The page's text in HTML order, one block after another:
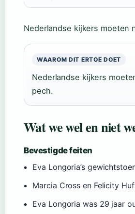
Nederlandse kijkers moeten
WAAROM DIT ERTOE DOET
Nederlandse kijkers
pech.
Wat we wel en niet
Bevestigde feiten
Eva Longoria’s
Marcia Cross en Felicity
Eva Longoria was 29 jaar